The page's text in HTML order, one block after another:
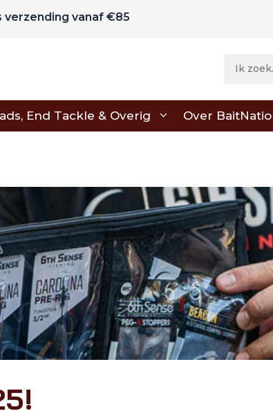
verzending vanaf €85
End Tackle & Overig Over